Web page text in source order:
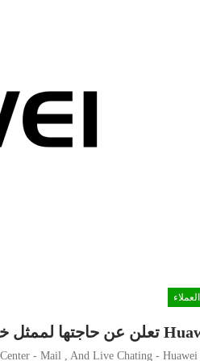
- Mail , And Live Chating - Huawei